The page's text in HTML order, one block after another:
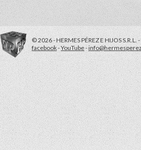
© 2026 - HERMES PÉREZ E HIJOS
facebook-YouTube-